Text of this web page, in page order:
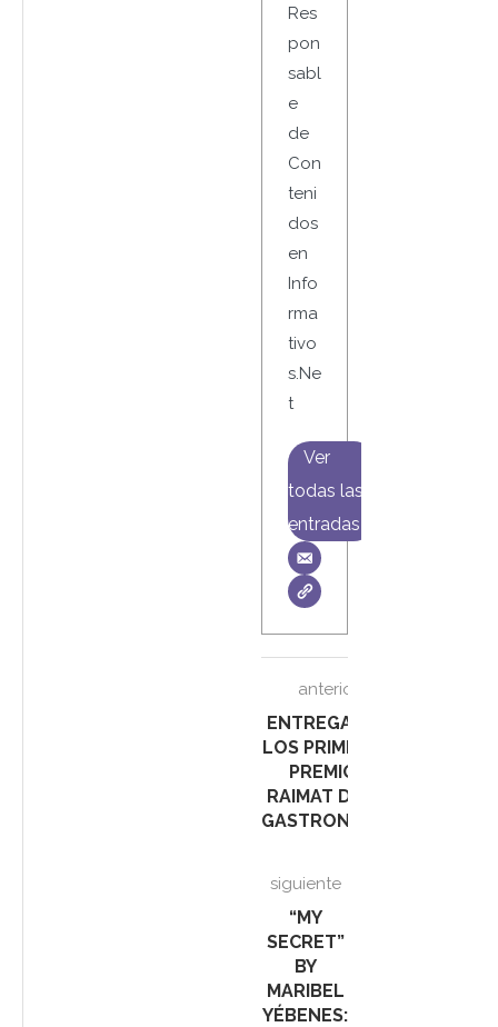
Res
pon
sabl
e
de
Con
teni
dos
en
Info
rma
tivo
s.Ne
t
Ver
todas las
entradas
anterior
ENTREGADOS
LOS PRIMEROS
PREMIOS
RAIMAT DE LA
GASTRONOMÍA
siguiente
“MY
SECRET”
BY
MARIBEL
YÉBENES: